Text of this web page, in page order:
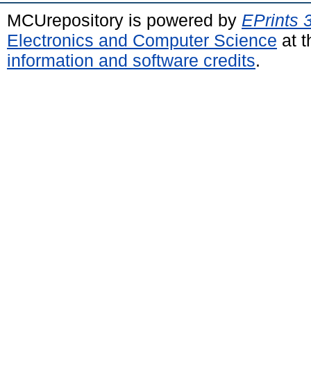
MCUrepository is powered by EPrints
Electronics and Computer Science at
information and software credits.